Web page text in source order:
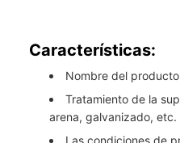
Características:
Nombre del
Tratamiento de la
arena, galvanizado, etc.
Las condiciones de